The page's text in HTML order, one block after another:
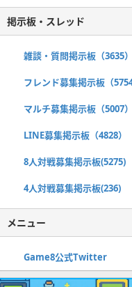
掲示板・スレッド
雑談・質問掲示板（3635）
フレンド募集掲示板（5754
マルチ募集掲示板（5007）
LINE募集掲示板（4828）
8人対戦募集掲示板(5275)
4人対戦募集掲示板(236)
メニュー
Game8公式Twitter